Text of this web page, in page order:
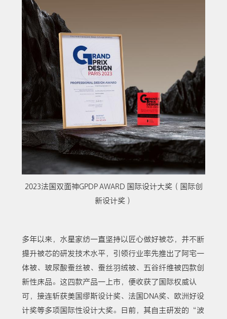
2023法国双面神GPDP AWARD 国际设计大奖（国际创
新设计奖）
多年以来，水星家纺一直坚持以匠心做好被芯，并不断
提升被芯的研发技术水平，引领行业率先推出了阿宅一
体被、玻尿酸蚕丝被、蚕丝羽绒被、五谷纤维被四款创
新性床品。这四款产品一上市，便收获了国际权威认
可，接连斩获美国缪斯设计奖、法国DNA奖、欧洲好设
计奖等多项国际性设计大奖。日前，其自主研发的“波